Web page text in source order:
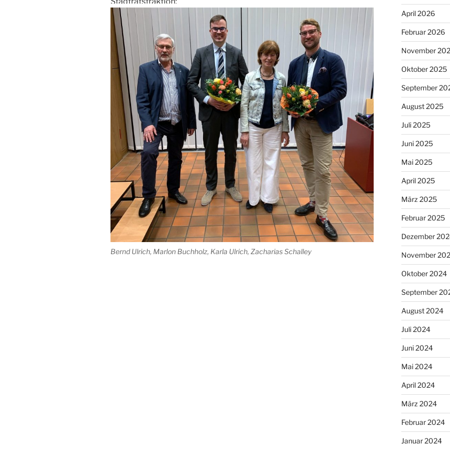
Bernd Ulrich, Marlon Buchholz, Karla Ulrich, Zacharias Schalley
April 2026
Februar 2026
November
Oktober 2025
September
August 2025
Juli 2025
Juni 2025
Mai 2025
April 2025
März 2025
Februar 2025
Dezember
November
Oktober 2024
September
August 2024
Juli 2024
Juni 2024
Mai 2024
April 2024
März 2024
Februar 2024
Januar 2024